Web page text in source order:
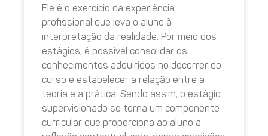
Ele é o exercício da experiência
profissional que leva o aluno à
interpretação da realidade. Por meio dos
estágios, é possível consolidar os
conhecimentos adquiridos no decorrer do
curso e estabelecer a relação entre a
teoria e a prática. Sendo assim, o estágio
supervisionado se torna um componente
curricular que proporciona ao aluno a